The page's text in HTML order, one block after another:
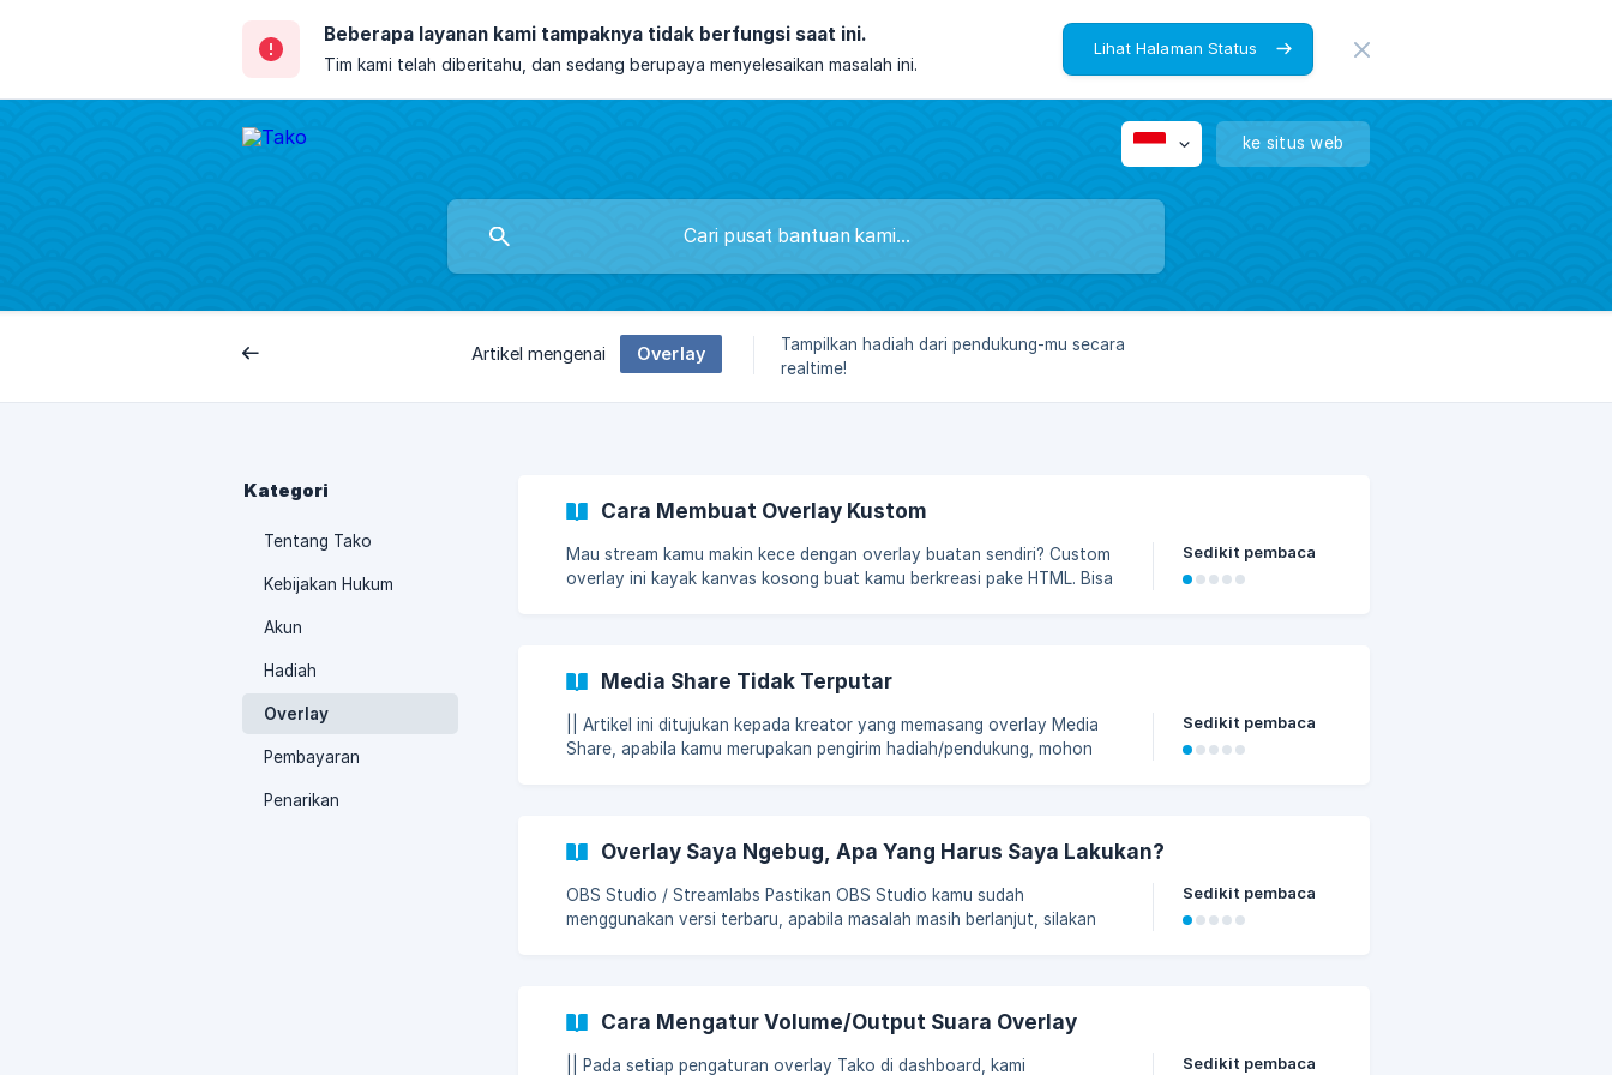
Beberapa layanan kami tampaknya tidak berfungsi saat ini.
Tim kami telah diberitahu, dan sedang berupaya menyelesaikan masalah ini.
Lihat Halaman Status
ke situs web
Artikel mengenai Overlay
Tampilkan hadiah dari pendukung-mu secara
realtime!
Kategori
Tentang Tako
Kebijakan Hukum
Akun
Hadiah
Overlay
Pembayaran
Penarikan
Cara Membuat Overlay Kustom
Mau stream kamu makin kece dengan overlay buatan sendiri? Custom
overlay ini kayak kanvas kosong buat kamu berkreasi pake HTML. Bisa
ataupun GIF) Media Share (Hanya bagian pesan, bagian media/video
dan progress bar tidak dapat di custom) Leaderboard Timer (Akan re-
rend
Sedikit pembaca
Media Share Tidak Terputar
|| Artikel ini ditujukan kepada kreator yang memasang overlay Media
Share, apabila kamu merupakan pengirim hadiah/pendukung, mohon
memutar kembali media share tersebut. Namun ada beberapa hal yang
perlu kamu pastikan: Pastikan jaringan di perangkat kamu stabil
Pastikan resource di perangkat kam
Sedikit pembaca
Overlay Saya Ngebug, Apa Yang Harus Saya Lakukan?
OBS Studio / Streamlabs Pastikan OBS Studio kamu sudah
menggunakan versi terbaru, apabila masalah masih berlanjut, silakan
Sedikit pembaca
Cara Mengatur Volume/Output Suara Overlay
|| Pada setiap pengaturan overlay Tako di dashboard, kami Sedikit pembaca